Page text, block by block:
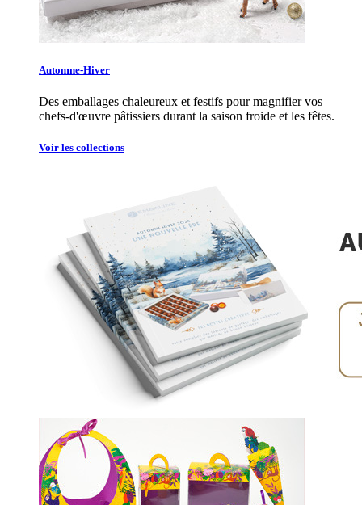
Automne-Hiver
Des emballages chaleureux et festifs pour magnifier vos
chefs-d'œuvre pâtissiers durant la saison froide et les fêtes.
Voir les collections